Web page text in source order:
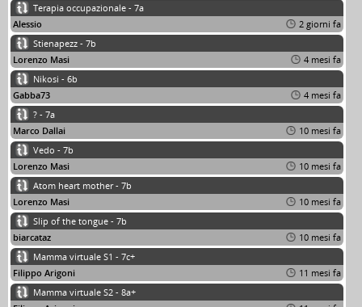
Terapia occupazionale - 7a
Alessio
2 giorni fa
Stienapezz - 7b
Lorenzo Masi
4 mesi fa
Nikosi - 6b
Gabba73
4 mesi fa
? - 7a
Marco Dallai
10 mesi fa
Vedo - 7b
Lorenzo Masi
10 mesi fa
Atom heart mother - 7b
Lorenzo Masi
10 mesi fa
Slip of the tongue - 7b
biarcataz
10 mesi fa
Mamma virtuale S1 - 7c+
Filippo Arigoni
11 mesi fa
Mamma virtuale S2 - 8a+